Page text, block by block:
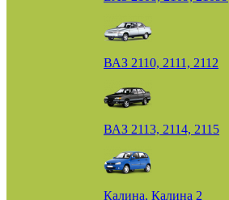
ВАЗ 2110, 2111, 2112
ВАЗ 2113, 2114, 2115
Калина, Калина 2